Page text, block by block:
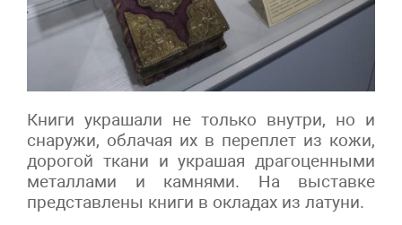
Книги украшали не только внутри, но и
снаружи, облачая их в переплет из кожи,
дорогой ткани и украшая драгоценными
металлами и камнями. На выставке
представлены книги в окладах из латуни.